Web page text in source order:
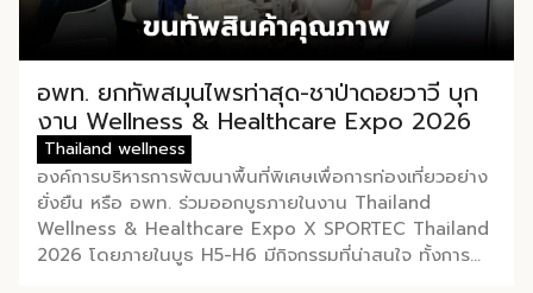
และยังนำไปผสมผสานกับสมุนไพรหรือกลิ่นเพิ่มเติม เพื่อ
สร้างความหลากหลายให้ตรงกับผู้บริโภคแต่ละกลุ่ม จุดขาย
ของชาหมู่เฮาชาวาวีไม่ได้อยู่แค่ที่ความออร์แกนิคเท่านั้น แต่
อยู่ที่ คุณประโยชน์ที่จับต้องได้ ชาป่าโบราณสายพันธุ์นี้ช่วย
ควบคุมระดับน้ำตาลในเลือดหากดื่มเป็นประจำ ลด
ความเครียด และทำให้รู้สึกสดชื่น ตรงกับเทรนด์ Wellness
ที่ผู้บริโภคยุคนี้ให้ความสำคัญมากขึ้นทุกปี ไม่เพียงเท่านั้น
สิ่งที่น่าสนใจยิ่งกว่าคือ กลุ่มเป้าหมายของชาไม่ได้จำกัดอยู่
แค่ผู้ใหญ่อีกต่อไป โดยตั้งแต่เริ่มออกบูธในกรุงเทพฯ กลุ่มวัย
รุ่นหันมาสนใจชาอย่างจริงจัง ไม่ใช่แค่ดื่มแต่ยังอยากรู้ที่มา
กระบวนการผลิต […]
อพท. ยกทัพสมุนไพรท่าสุด-ชาป่าดอยวาวี บุก
งาน Wellness & Healthcare Expo 2026
Thailand wellness
องค์การบริหารการพัฒนาพื้นที่พิเศษเพื่อการท่องเที่ยวอย่าง
ยั่งยืน หรือ อพท. ร่วมออกบูธภายในงาน Thailand
Wellness & Healthcare Expo X SPORTEC Thailand
2026 โดยภายในบูธ H5-H6 มีกิจกรรมที่น่าสนใจ ทั้งการ